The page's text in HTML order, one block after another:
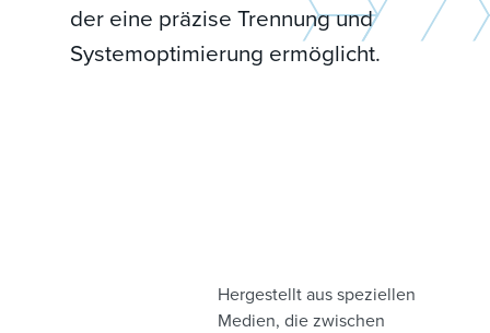
der eine präzise Trennung und
Systemoptimierung ermöglicht.
Hergestellt aus speziellen
Medien, die zwischen